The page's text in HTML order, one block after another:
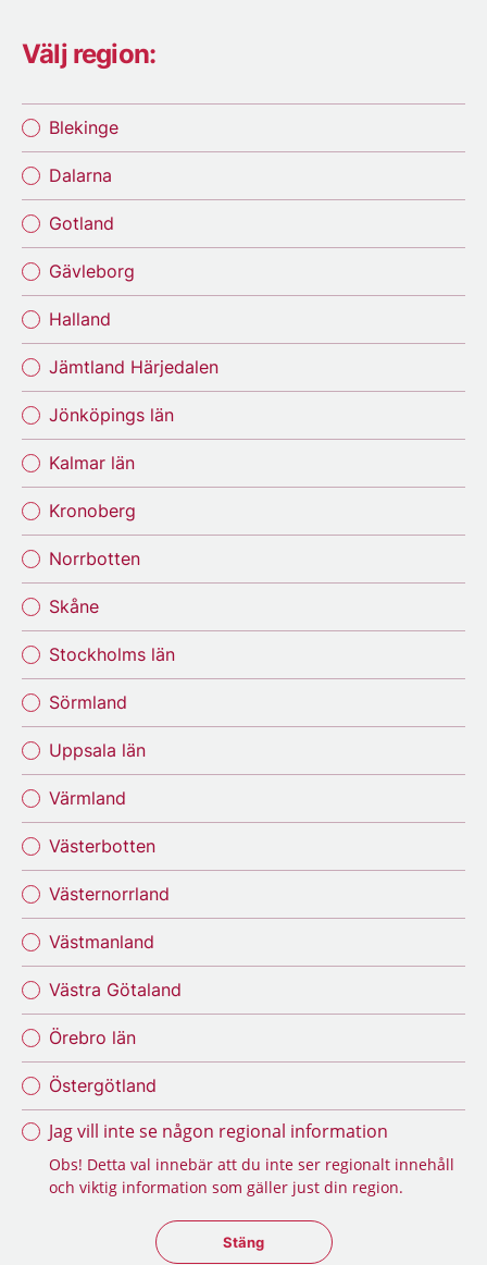
Välj region:
Blekinge
Dalarna
Gotland
Gävleborg
Halland
Jämtland Härjedalen
Jönköpings län
Kalmar län
Kronoberg
Norrbotten
Skåne
Stockholms län
Sörmland
Uppsala län
Värmland
Västerbotten
Västernorrland
Västmanland
Västra Götaland
Örebro län
Östergötland
Jag vill inte se någon regional information
Obs! Detta val innebär att du inte ser regionalt innehåll
och viktig information som gäller just din region.
Stäng regionsväljaren
Stäng